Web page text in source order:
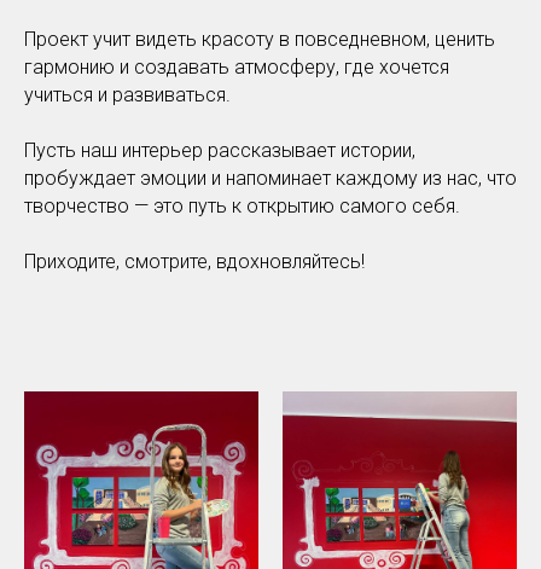
Проект учит видеть красоту в повседневном, ценить
гармонию и создавать атмосферу, где хочется
учиться и развиваться.
Пусть наш интерьер рассказывает истории,
пробуждает эмоции и напоминает каждому из нас, что
творчество — это путь к открытию самого себя.
Приходите, смотрите, вдохновляйтесь!